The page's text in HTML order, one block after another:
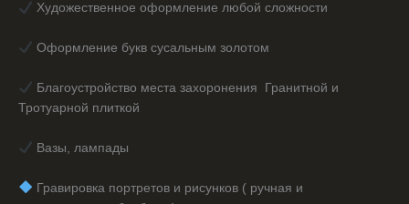
Художественное оформление любой сложности
Оформление букв сусальным золотом
Благоустройство места захоронения Гранитной и
Тротуарной плиткой
Вазы, лампады
️ Гравировка портретов и рисунков ( ручная и